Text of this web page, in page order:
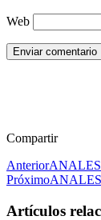
Web
Enviar comentario
Compartir
AnteriorANALES
Próximo
Artículos